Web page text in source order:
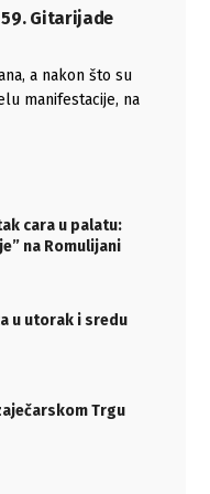
Gitarijade
a nakon što su
manifestacije, na
cara u palatu:
na Romulijani
u utorak i sredu
Trgu